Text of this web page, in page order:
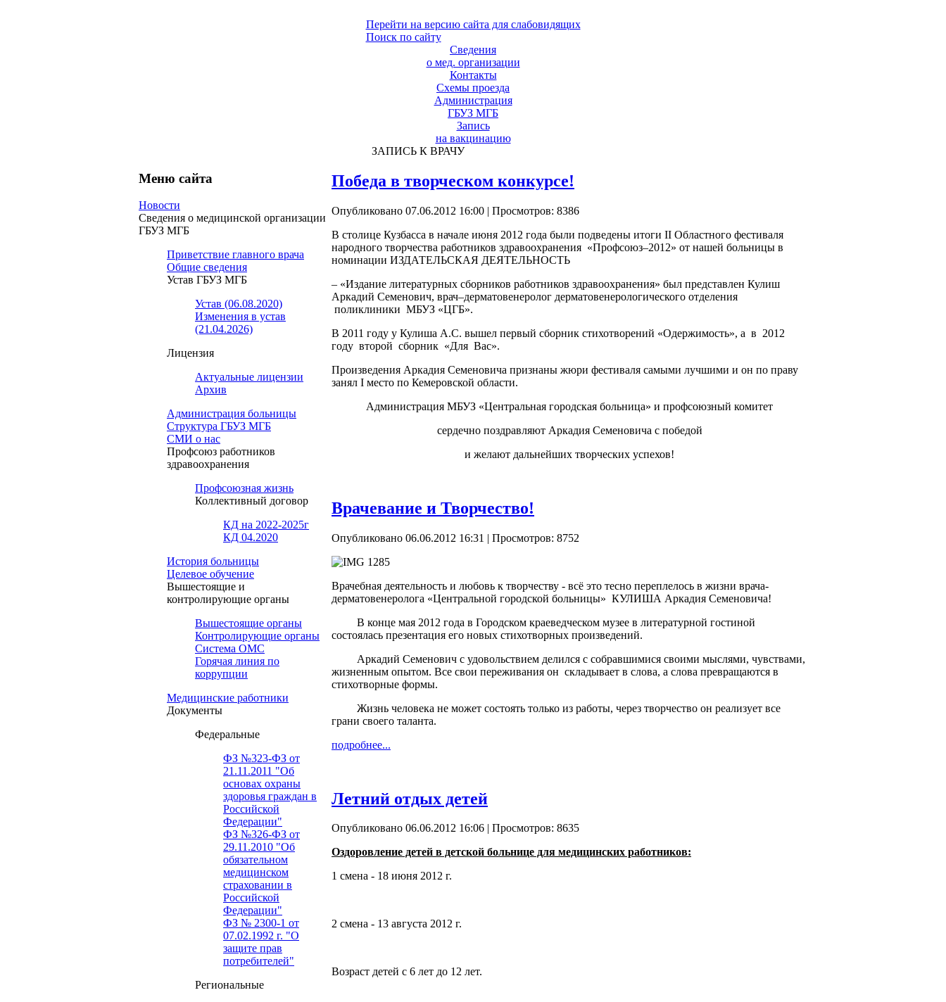
Перейти на версию сайта для слабовидящих
Поиск по сайту
Сведения
о мед. организации
Контакты
Схемы проезда
Администрация
ГБУЗ МГБ
Запись
на вакцинацию
ЗАПИСЬ К ВРАЧУ
Меню сайта
Новости
Сведения о медицинской организации
ГБУЗ МГБ
Приветствие главного врача
Общие сведения
Устав ГБУЗ МГБ
Устав (06.08.2020)
Изменения в устав
(21.04.2026)
Лицензия
Актуальные лицензии
Архив
Администрация больницы
Структура ГБУЗ МГБ
СМИ о нас
Профсоюз работников
здравоохранения
Профсоюзная жизнь
Коллективный договор
КД на 2022-2025г
КД 04.2020
История больницы
Целевое обучение
Вышестоящие и
контролирующие органы
Вышестоящие органы
Контролирующие органы
Система ОМС
Горячая линия по
коррупции
Медицинские работники
Документы
Федеральные
ФЗ №323-ФЗ от
21.11.2011 "Об
основах охраны
здоровья граждан в
Российской
Федерации"
ФЗ №326-ФЗ от
29.11.2010 "Об
обязательном
медицинском
страховании в
Российской
Федерации"
ФЗ № 2300-1 от
07.02.1992 г. "О
защите прав
потребителей"
Региональные
Победа в творческом конкурсе!
Опубликовано 07.06.2012 16:00 | Просмотров: 8386
В столице Кузбасса в начале июня 2012 года были подведены итоги II Областного фестиваля
народного творчества работников здравоохранения «Профсоюз–2012» от нашей больницы в
номинации ИЗДАТЕЛЬСКАЯ ДЕЯТЕЛЬНОСТЬ
– «Издание литературных сборников работников здравоохранения» был представлен Кулиш
Аркадий Семенович, врач–дерматовенеролог дерматовенерологического отделения
поликлиники МБУЗ «ЦГБ».
В 2011 году у Кулиша А.С. вышел первый сборник стихотворений «Одержимость», а в 2012
году второй сборник «Для Вас».
Произведения Аркадия Семеновича признаны жюри фестиваля самыми лучшими и он по праву
занял I место по Кемеровской области.
Администрация МБУЗ «Центральная городская больница» и профсоюзный комитет
сердечно поздравляют Аркадия Семеновича с победой
и желают дальнейших творческих успехов!
Врачевание и Творчество!
Опубликовано 06.06.2012 16:31 | Просмотров: 8752
Врачебная деятельность и любовь к творчеству - всё это тесно переплелось в жизни врача-
дерматовенеролога «Центральной городской больницы» КУЛИША Аркадия Семеновича!
В конце мая 2012 года в Городском краеведческом музее в литературной гостиной
состоялась презентация его новых стихотворных произведений.
Аркадий Семенович с удовольствием делился с собравшимися своими мыслями, чувствами,
жизненным опытом. Все свои переживания он складывает в слова, а слова превращаются в
стихотворные формы.
Жизнь человека не может состоять только из работы, через творчество он реализует все
грани своего таланта.
подробнее...
Летний отдых детей
Опубликовано 06.06.2012 16:06 | Просмотров: 8635
Оздоровление детей в детской больнице для медицинских работников:
1 смена - 18 июня 2012 г.
2 смена - 13 августа 2012 г.
Возраст детей с 6 лет до 12 лет.